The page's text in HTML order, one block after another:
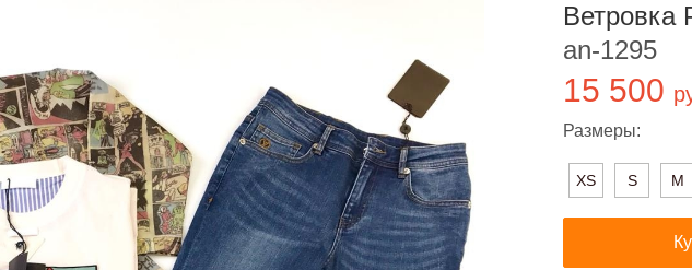
Ветровка
an-1295
15 500
Размеры:
XS S M